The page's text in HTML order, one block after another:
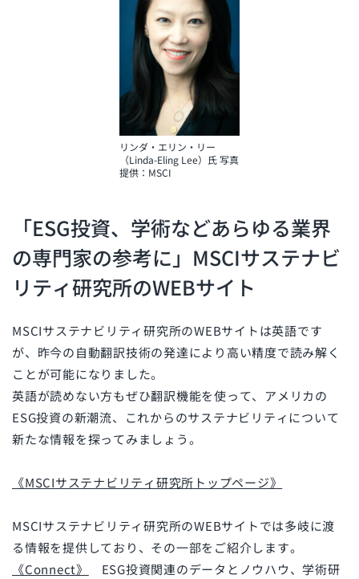
リンダ・エリン・リー
（Linda-Eling Lee）氏 写真
提供：MSCI
「ESG投資、学術などあらゆる業界
の専門家の参考に」MSCIサステナビ
リティ研究所のWEBサイト
MSCIサステナビリティ研究所のWEBサイトは英語です
が、昨今の自動翻訳技術の発達により高い精度で読み解く
ことが可能になりました。
英語が読めない方もぜひ翻訳機能を使って、アメリカの
ESG投資の新潮流、これからのサステナビリティについて
新たな情報を探ってみましょう。
《MSCIサステナビリティ研究所トップページ》
MSCIサステナビリティ研究所のWEBサイトでは多岐に渡
る情報を提供しており、その一部をご紹介します。
《Connect》
ESG投資関連のデータとノウハウ、学術研